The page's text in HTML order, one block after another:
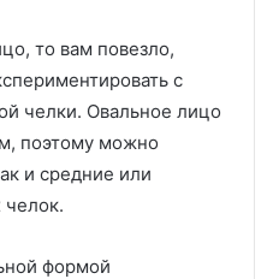
то вам повезло,
с
челки. Овальное лицо
поэтому можно
и средние или
формой